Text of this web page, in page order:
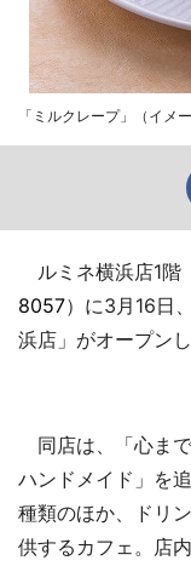
「ミルクレープ」（イメ
ルミネ横浜店1階
8057）に3月16日
浜店」がオープンし
同店は、「心ま
ハンドメイド」を
種類のほか、ドリ
供するカフェ。店